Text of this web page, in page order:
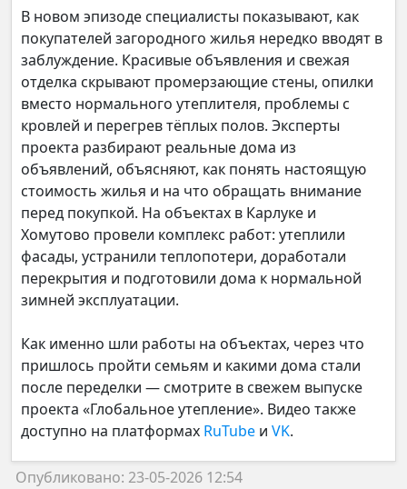
В новом эпизоде специалисты показывают, как
покупателей загородного жилья нередко вводят в
заблуждение. Красивые объявления и свежая
отделка скрывают промерзающие стены, опилки
вместо нормального утеплителя, проблемы с
кровлей и перегрев тёплых полов. Эксперты
проекта разбирают реальные дома из
объявлений, объясняют, как понять настоящую
стоимость жилья и на что обращать внимание
перед покупкой. На объектах в Карлуке и
Хомутово провели комплекс работ: утеплили
фасады, устранили теплопотери, доработали
перекрытия и подготовили дома к нормальной
зимней эксплуатации.
Как именно шли работы на объектах, через что
пришлось пройти семьям и какими дома стали
после переделки — смотрите в свежем выпуске
проекта «Глобальное утепление». Видео также
доступно на платформах RuTube и VK.
Опубликовано: 23-05-2026 12:54